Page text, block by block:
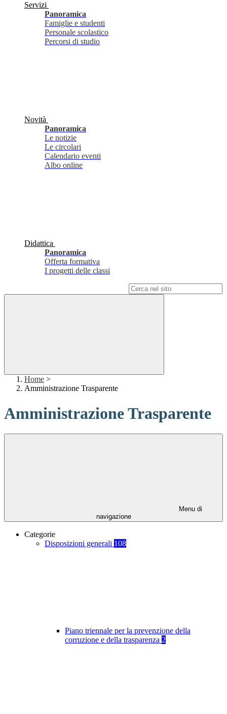
Servizi
Panoramica
Famiglie e studenti
Personale scolastico
Percorsi di studio
Novità
Panoramica
Le notizie
Le circolari
Calendario eventi
Albo online
Didattica
Panoramica
Offerta formativa
I progetti delle classi
Home >
Amministrazione Trasparente
Amministrazione Trasparente
Menu di
navigazione
Categorie
Disposizioni generali 108
Piano triennale per la prevenzione della
corruzione e della trasparenza 2